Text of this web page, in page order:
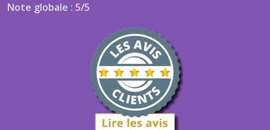
Note globale : 5/5